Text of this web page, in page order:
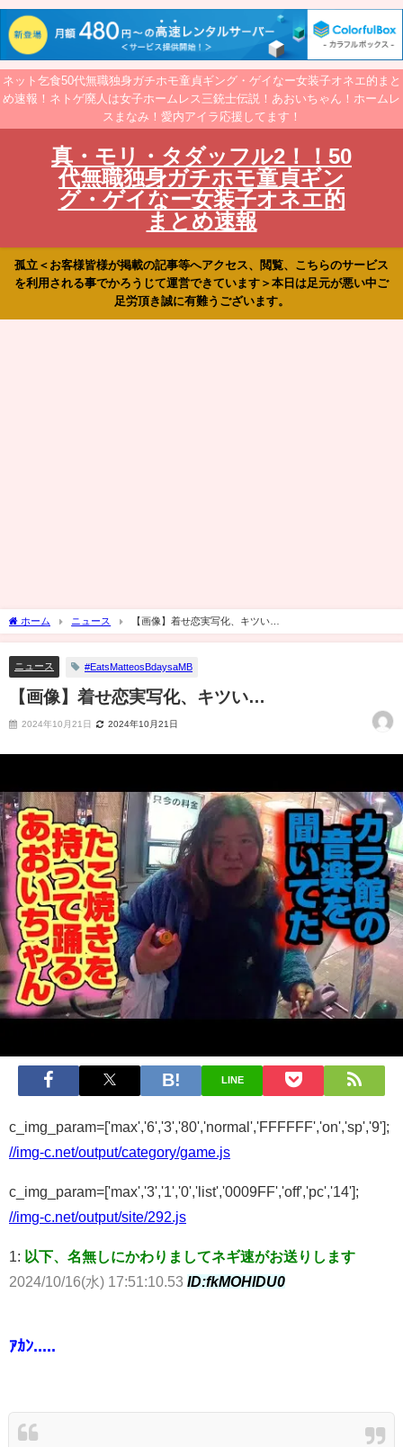
ネット乞食50代無職独身ガチホモ童貞ギング・ゲイなー女装子オネエ的まと
め速報！ネトゲ廃人は女子ホームレス三銃士伝説！あおいちゃん！ホームレ
スまなみ！愛内アイラ応援してます！
真・モリ・タダッフル2！！50
代無職独身ガチホモ童貞ギン
グ・ゲイなー女装子オネエ的
まとめ速報
孤立＜お客様皆様が掲載の記事等へアクセス、閲覧、こちらのサービス
を利用される事でかろうじて運営できています＞本日は足元が悪い中ご
足労頂き誠に有難うございます。
ホーム ニュース 【画像】着せ恋実写化、キツい…
ニュース #EatsMatteosBdaysaMB
【画像】着せ恋実写化、キツい…
2024年10月21日 2024年10月21日
LINE
c_img_param=['max','6','3','80','normal','FFFFFF','on','sp','9'];
//img-c.net/output/category/game.js
c_img_param=['max','3','1','0','list','0009FF','off','pc','14'];
//img-c.net/output/site/292.js
1: 以下、名無しにかわりましてネギ速がお送りします
2024/10/16(水) 17:51:10.53 ID:fkMOHlDU0
ｱｶﾝ.....